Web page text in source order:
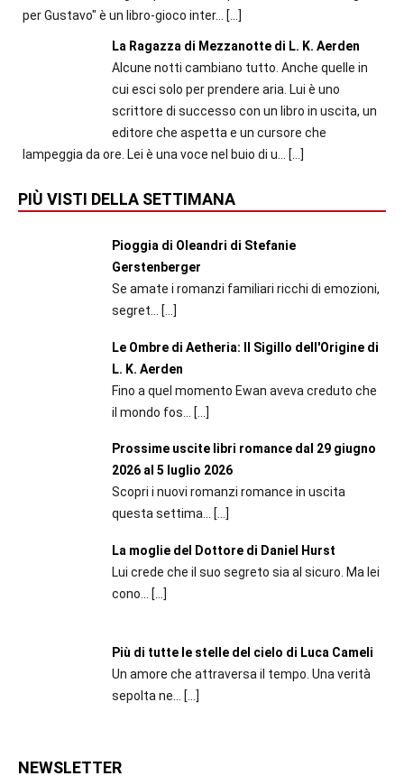
per Gustavo" è un libro-gioco inter...
[…]
La Ragazza di Mezzanotte di L. K. Aerden
Alcune notti cambiano tutto. Anche quelle in
cui esci solo per prendere aria. Lui è uno
scrittore di successo con un libro in uscita, un
editore che aspetta e un cursore che
lampeggia da ore. Lei è una voce nel buio di u...
[…]
PIÙ VISTI DELLA SETTIMANA
Pioggia di Oleandri di Stefanie
Gerstenberger
Se amate i romanzi familiari ricchi di emozioni,
segret...
[…]
Le Ombre di Aetheria: Il Sigillo dell'Origine di
L. K. Aerden
Fino a quel momento Ewan aveva creduto che
il mondo fos...
[…]
Prossime uscite libri romance dal 29 giugno
2026 al 5 luglio 2026
Scopri i nuovi romanzi romance in uscita
questa settima... […]
La moglie del Dottore di Daniel Hurst
Lui crede che il suo segreto sia al sicuro. Ma lei
cono...
[…]
Più di tutte le stelle del cielo di Luca Cameli
Un amore che attraversa il tempo. Una verità
sepolta ne...
[…]
NEWSLETTER